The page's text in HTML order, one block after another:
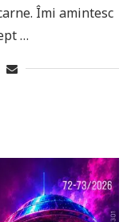
Îmi amintesc
…